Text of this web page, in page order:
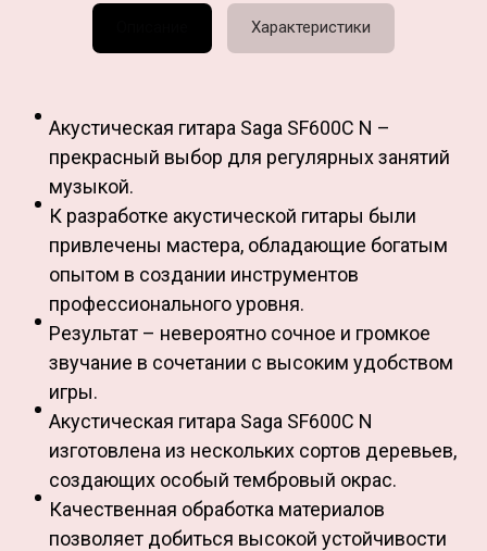
Характеристики
Акустическая гитара Saga SF600C N –
прекрасный выбор для регулярных занятий
музыкой.
К разработке акустической гитары были
привлечены мастера, обладающие богатым
опытом в создании инструментов
профессионального уровня.
Результат – невероятно сочное и громкое
звучание в сочетании с высоким удобством
игры.
Акустическая гитара Saga SF600C N
изготовлена из нескольких сортов деревьев,
создающих особый тембровый окрас.
Качественная обработка материалов
позволяет добиться высокой устойчивости